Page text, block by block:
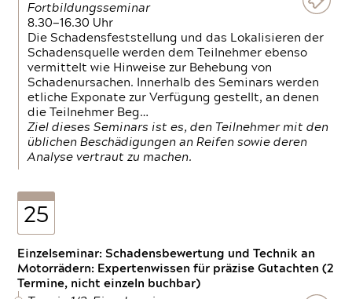
Fortbildungsseminar
8.30—16.30 Uhr
Die Schadensfeststellung und das Lokalisieren der
Schadensquelle werden dem Teilnehmer ebenso
vermittelt wie Hinweise zur Behebung von
Schadenursachen. Innerhalb des Seminars werden
etliche Exponate zur Verfügung gestellt, an denen
die Teilnehmer Beg…
Ziel dieses Seminars ist es, den Teilnehmer mit den
üblichen Beschädigungen an Reifen sowie deren
Analyse vertraut zu machen.
25
Einzelseminar: Schadensbewertung und Technik an
Motorrädern: Expertenwissen für präzise Gutachten (2
Termine, nicht einzeln buchbar)